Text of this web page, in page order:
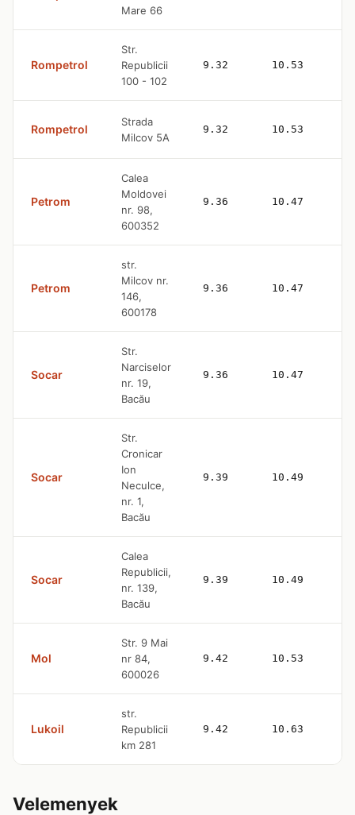
Mare 66
Rompetrol
Str.
Republicii
100 - 102
9.32 10.53
Rompetrol
Strada
Milcov 5A
9.32 10.53
Petrom
Calea
Moldovei
nr. 98,
600352
9.36 10.47
Petrom
str.
Milcov nr.
146,
600178
9.36 10.47
Socar
Str.
Narciselor
nr. 19,
Bacău
9.36 10.47
Socar
Str.
Cronicar
Ion
Neculce,
nr. 1,
Bacău
9.39 10.49
Socar
Calea
Republicii,
nr. 139,
Bacău
9.39 10.49
Mol
Str. 9 Mai
nr 84,
600026
9.42 10.53
Lukoil
str.
Republicii
km 281
9.42 10.63
Velemenyek